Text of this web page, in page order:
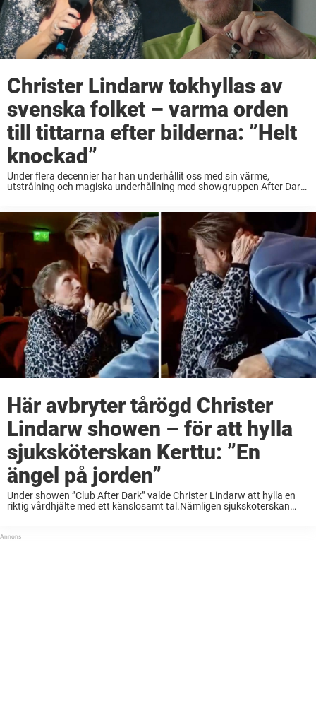
Christer Lindarw tokhyllas av
svenska folket – varma orden
till tittarna efter bilderna: ”Helt
knockad”
Under flera decennier har han underhållit oss med sin värme,
utstrålning och magiska underhållning med showgruppen After Dark.
Här avbryter tårögd Christer
Lindarw showen – för att hylla
sjuksköterskan Kerttu: ”En
ängel på jorden”
Under showen ”Club After Dark” valde Christer Lindarw att hylla en
riktig vårdhjälte med ett känslosamt tal.Nämligen sjuksköterskan